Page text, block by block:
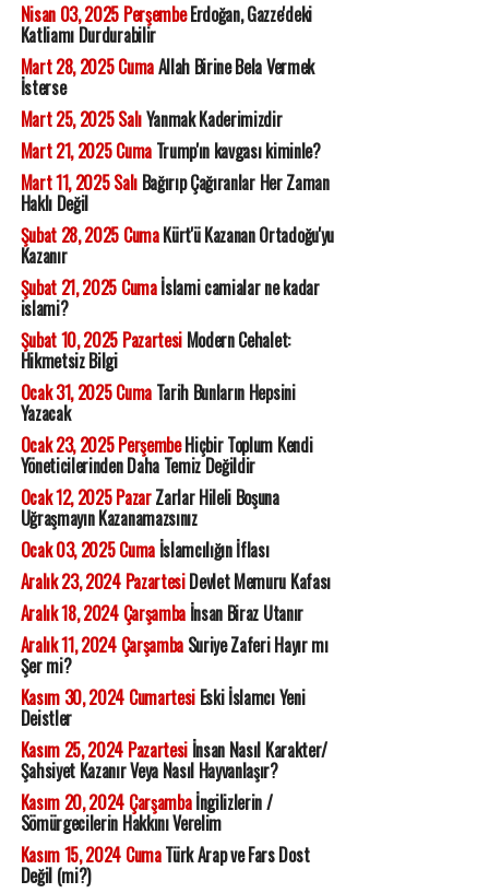
Nisan 03, 2025 PerşembeErdoğan, Gazze'deki
Katliamı Durdurabilir
Mart 28, 2025 CumaAllah Birine Bela Vermek
İsterse
Mart 25, 2025 SalıYanmak Kaderimizdir
Mart 21, 2025 CumaTrump'ın kavgası kiminle?
Mart 11, 2025 SalıBağırıp Çağıranlar Her Zaman
Haklı Değil
Şubat 28, 2025 CumaKürt'ü Kazanan Ortadoğu'yu
Kazanır
Şubat 21, 2025 Cumaİslami camialar ne kadar
islami?
Şubat 10, 2025 PazartesiModern Cehalet:
Hikmetsiz Bilgi
Ocak 31, 2025 CumaTarih Bunların Hepsini
Yazacak
Ocak 23, 2025 PerşembeHiçbir Toplum Kendi
Yöneticilerinden Daha Temiz Değildir
Ocak 12, 2025 PazarZarlar Hileli Boşuna
Uğraşmayın Kazanamazsınız
Ocak 03, 2025 Cumaİslamcılığın İflası
Aralık 23, 2024 PazartesiDevlet Memuru Kafası
Aralık 18, 2024 Çarşambaİnsan Biraz Utanır
Aralık 11, 2024 ÇarşambaSuriye Zaferi Hayır mı
Şer mi?
Kasım 30, 2024 CumartesiEski İslamcı Yeni
Deistler
Kasım 25, 2024 Pazartesiİnsan Nasıl Karakter/
Şahsiyet Kazanır Veya Nasıl Hayvanlaşır?
Kasım 20, 2024 Çarşambaİngilizlerin /
Sömürgecilerin Hakkını Verelim
Kasım 15, 2024 CumaTürk Arap ve Fars Dost
Değil (mi?)